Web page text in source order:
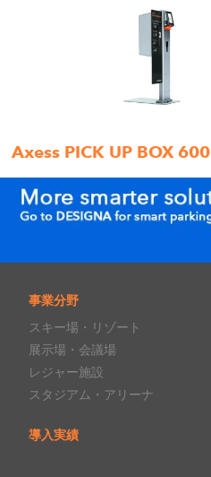
Axess PICK UP BOX 600
事業分野
スキー場・リゾート
展示場・会議場
レジャー施設
スタジアム・アリーナ
導入実績